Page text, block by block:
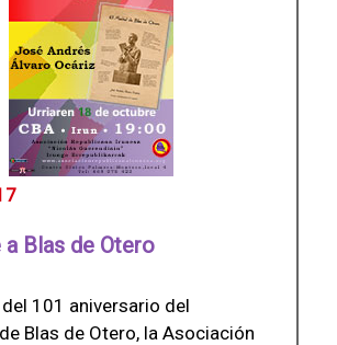
a Blas de Otero
101 aniversario del
Blas de Otero, la Asociación